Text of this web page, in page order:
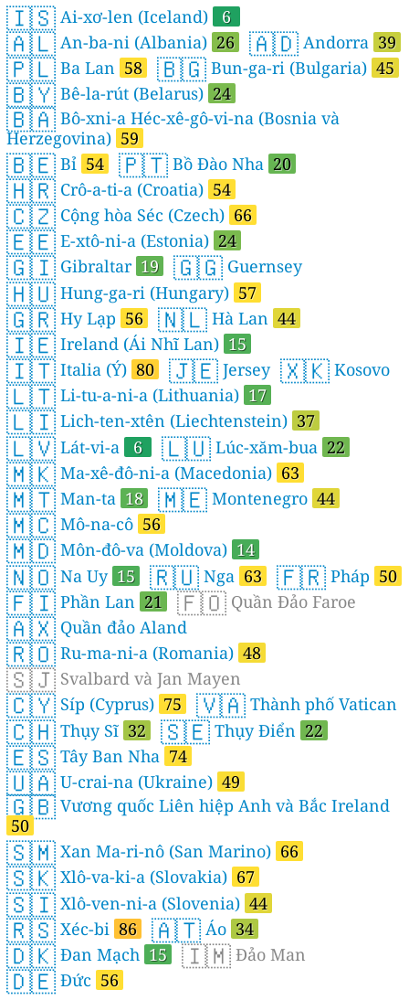
🇮🇸 Ai-xơ-len (Iceland) 6
🇦🇱 An-ba-ni (Albania) 26 🇦🇩 Andorra 39
🇵🇱 Ba Lan 58 🇧🇬 Bun-ga-ri (Bulgaria) 45
🇧🇾 Bê-la-rút (Belarus) 24
🇧🇦 Bô-xni-a Héc-xê-gô-vi-na (Bosnia và
Herzegovina) 59
🇧🇪 Bỉ 54 🇵🇹 Bồ Đào Nha 20
🇭🇷 Crô-a-ti-a (Croatia) 54
🇨🇿 Cộng hòa Séc (Czech) 66
🇪🇪 E-xtô-ni-a (Estonia) 24
🇬🇮 Gibraltar 19 🇬🇬 Guernsey
🇭🇺 Hung-ga-ri (Hungary) 57
🇬🇷 Hy Lạp 56 🇳🇱 Hà Lan 44
🇮🇪 Ireland (Ái Nhĩ Lan) 15
🇮🇹 Italia (Ý) 80 🇯🇪 Jersey 🇽🇰 Kosovo
🇱🇹 Li-tu-a-ni-a (Lithuania) 17
🇱🇮 Lich-ten-xtên (Liechtenstein) 37
🇱🇻 Lát-vi-a 6 🇱🇺 Lúc-xăm-bua 22
🇲🇰 Ma-xê-đô-ni-a (Macedonia) 63
🇲🇹 Man-ta 18 🇲🇪 Montenegro 44
🇲🇨 Mô-na-cô 56
🇲🇩 Môn-đô-va (Moldova) 14
🇳🇴 Na Uy 15 🇷🇺 Nga 63 🇫🇷 Pháp 50
🇫🇮 Phần Lan 21 🇫🇴 Quần Đảo Faroe
🇦🇽 Quần đảo Aland
🇷🇴 Ru-ma-ni-a (Romania) 48
🇸🇯 Svalbard và Jan Mayen
🇨🇾 Síp (Cyprus) 75 🇻🇦 Thành phố Vatican
🇨🇭 Thụy Sĩ 32 🇸🇪 Thụy Điển 22
🇪🇸 Tây Ban Nha 74
🇺🇦 U-crai-na (Ukraine) 49
🇬🇧 Vương quốc Liên hiệp Anh và Bắc Ireland
50
🇸🇲 Xan Ma-ri-nô (San Marino) 66
🇸🇰 Xlô-va-ki-a (Slovakia) 67
🇸🇮 Xlô-ven-ni-a (Slovenia) 44
🇷🇸 Xéc-bi 86 🇦🇹 Áo 34
🇩🇰 Đan Mạch 15 🇮🇲 Đảo Man
🇩🇪 Đức 56